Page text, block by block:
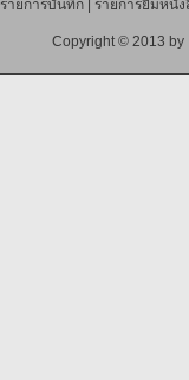
รายการบันทึก| รายการยืมหนัง
Copyright © 2013